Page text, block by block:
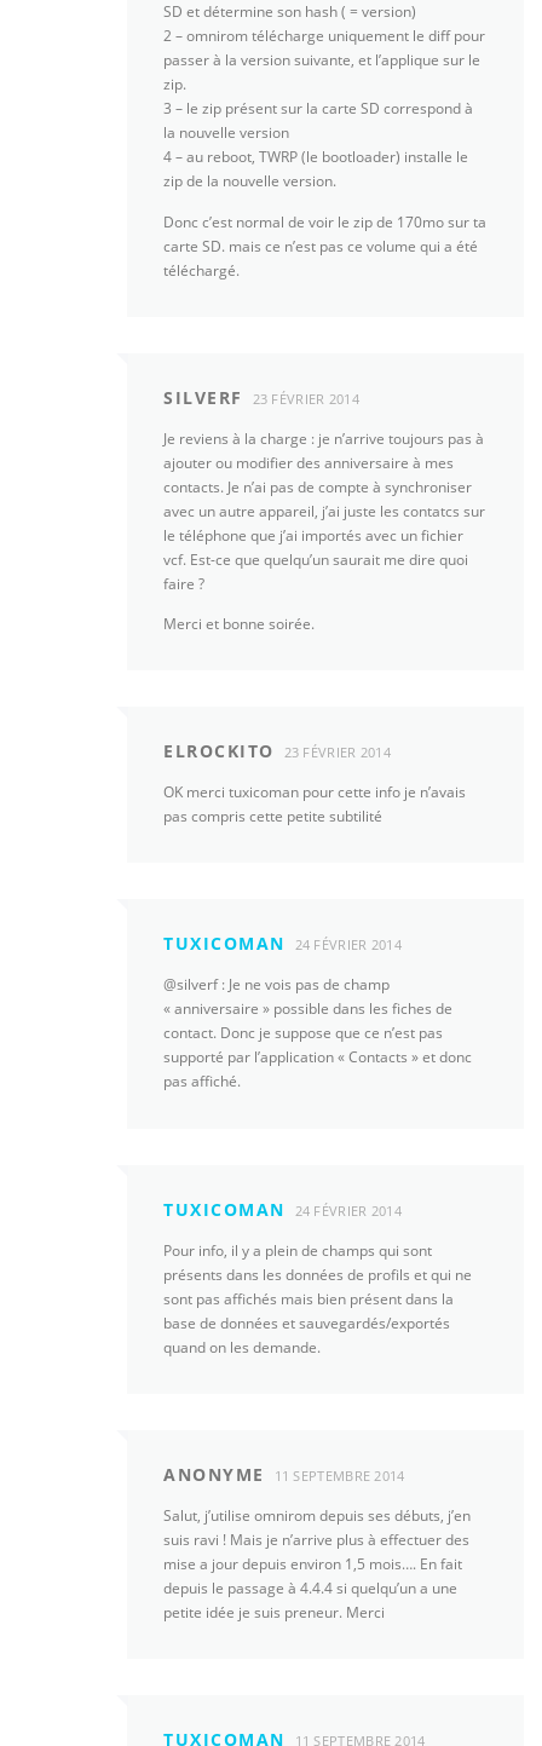
SD et détermine son hash ( = version)
2 – omnirom télécharge uniquement le diff pour
passer à la version suivante, et l’applique sur le
zip.
3 – le zip présent sur la carte SD correspond à
la nouvelle version
4 – au reboot, TWRP (le bootloader) installe le
zip de la nouvelle version.
Donc c’est normal de voir le zip de 170mo sur ta
carte SD. mais ce n’est pas ce volume qui a été
téléchargé.
SILVERF 23 FÉVRIER 2014
Je reviens à la charge : je n’arrive toujours pas à
ajouter ou modifier des anniversaire à mes
contacts. Je n’ai pas de compte à synchroniser
avec un autre appareil, j’ai juste les contatcs sur
le téléphone que j’ai importés avec un fichier
vcf. Est-ce que quelqu’un saurait me dire quoi
faire ?
Merci et bonne soirée.
ELROCKITO 23 FÉVRIER 2014
OK merci tuxicoman pour cette info je n’avais
pas compris cette petite subtilité
TUXICOMAN 24 FÉVRIER 2014
@silverf : Je ne vois pas de champ
« anniversaire » possible dans les fiches de
contact. Donc je suppose que ce n’est pas
supporté par l’application « Contacts » et donc
pas affiché.
TUXICOMAN 24 FÉVRIER 2014
Pour info, il y a plein de champs qui sont
présents dans les données de profils et qui ne
sont pas affichés mais bien présent dans la
base de données et sauvegardés/exportés
quand on les demande.
ANONYME 11 SEPTEMBRE 2014
Salut, j’utilise omnirom depuis ses débuts, j’en
suis ravi ! Mais je n’arrive plus à effectuer des
mise a jour depuis environ 1,5 mois…. En fait
depuis le passage à 4.4.4 si quelqu’un a une
petite idée je suis preneur. Merci
TUXICOMAN 11 SEPTEMBRE 2014